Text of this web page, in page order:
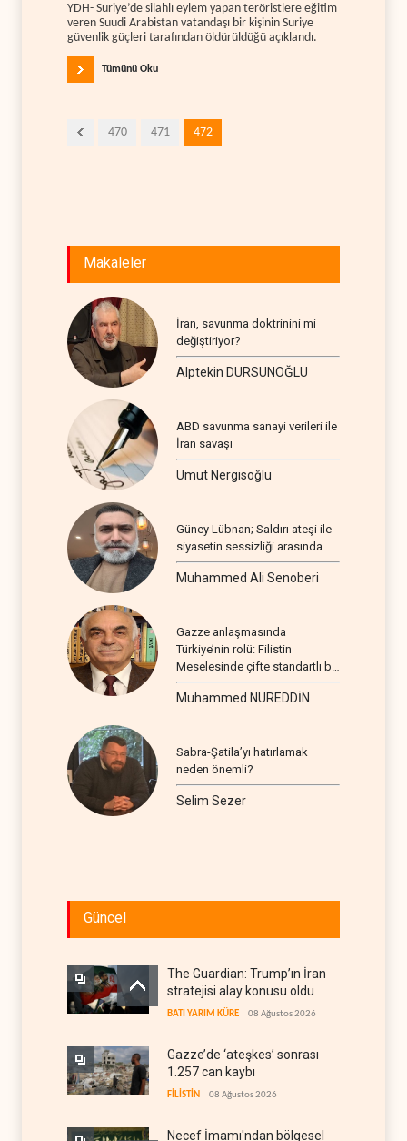
YDH- Suriye’de silahlı eylem yapan teröristlere eğitim
veren Suudi Arabistan vatandaşı bir kişinin Suriye
güvenlik güçleri tarafından öldürüldüğü açıklandı.
Tümünü Oku
470 471 472
Makaleler
İran, savunma doktrinini mi
değiştiriyor?
Alptekin DURSUNOĞLU
ABD savunma sanayi verileri ile
İran savaşı
Umut Nergisoğlu
Güney Lübnan; Saldırı ateşi ile
siyasetin sessizliği arasında
Muhammed Ali Senoberi
Gazze anlaşmasında
Türkiye’nin rolü: Filistin
Meselesinde çifte standartlı bir
seyir
Muhammed NUREDDİN
Sabra-Şatila’yı hatırlamak
neden önemli?
Selim Sezer
Güncel
The Guardian: Trump’ın İran
stratejisi alay konusu oldu
BATI YARIM KÜRE 08 Ağustos 2026
Gazze’de ‘ateşkes’ sonrası
1.257 can kaybı
FİLİSTİN 08 Ağustos 2026
Necef İmamı'ndan bölgesel